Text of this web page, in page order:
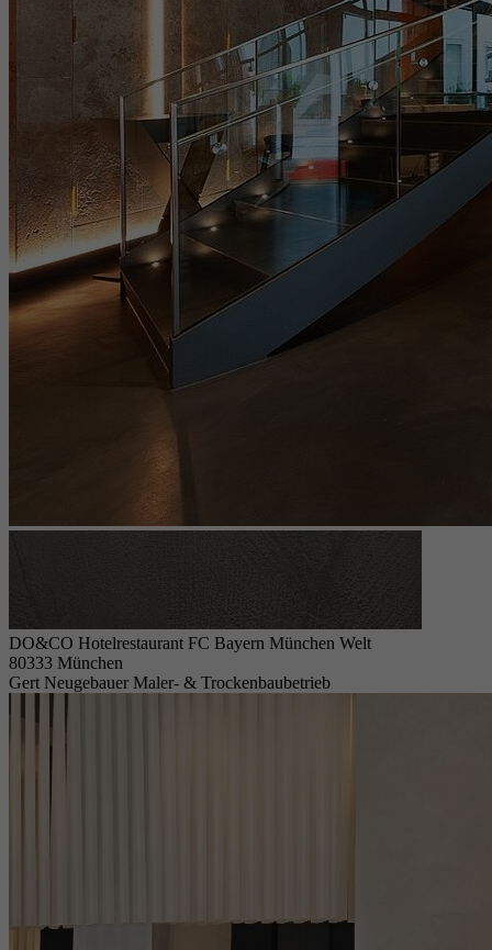
DO&CO Hotelrestaurant FC Bayern München Welt
80333 München
Gert Neugebauer Maler- & Trockenbaubetrieb